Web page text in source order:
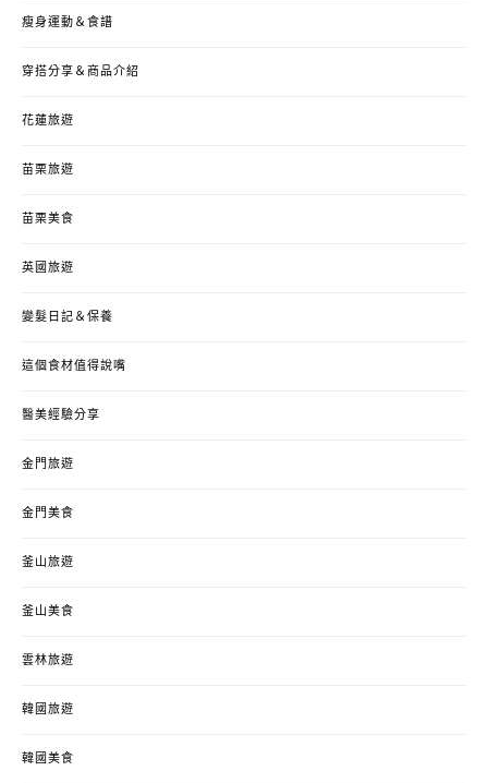
瘦身運動＆食譜
穿搭分享＆商品介紹
花蓮旅遊
苗栗旅遊
苗栗美食
英國旅遊
變髮日記＆保養
這個食材值得說嘴
醫美經驗分享
金門旅遊
金門美食
釜山旅遊
釜山美食
雲林旅遊
韓國旅遊
韓國美食